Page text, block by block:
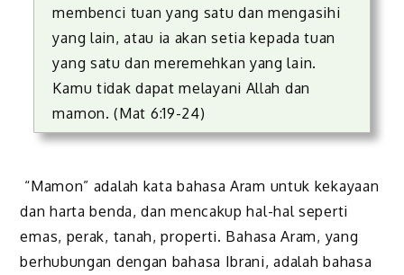
membenci tuan yang satu dan menga­sihi
yang lain, atau ia akan setia kepada tuan
yang satu dan mere­mehkan yang lain.
Kamu tidak dapat melayani Allah dan
mamon. (Mat 6:19-24)
“Mamon” adalah kata bahasa Aram untuk kekayaan
dan harta benda, dan mencakup hal-hal seperti
emas, perak, tanah, properti. Bahasa Aram, yang
berhubungan dengan bahasa Ibrani, adalah bahasa